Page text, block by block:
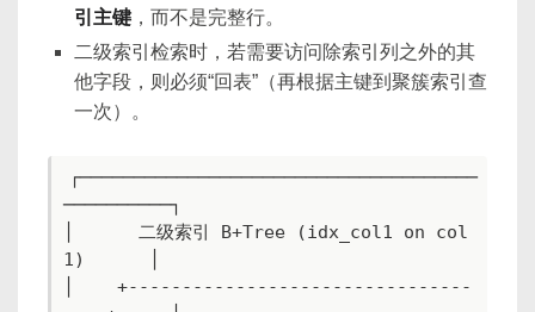
引主键 ，而不是完整行。
二级索引检索时，若需要访问除索引列之外的其
他字段，则必须“回表”（再根据主键到聚簇索引查
一次）。
┌─────────────────────────────────────
──────────┐
│      二级索引 B+Tree (idx_col1 on col
1)      │
│    +--------------------------------